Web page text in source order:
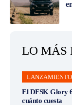
LO MÁS
El DFSK Glory
cuánto cuesta